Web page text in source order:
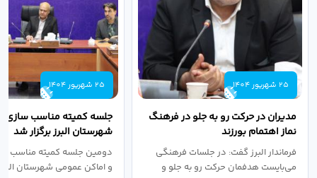
25 شهریور 1404
مدیران در حرکت رو به جلو در فرهنگ
نماز اهتمام بورزند
فرماندار البرز گفت: در جلسات فرهنگی
می‌بایست هدفمان حرکت رو به جلو و
25 شهریور 1404
جلسه کمیته مناسب سازی
شهرستان البرز برگزار شد
دومین جلسه کمیته مناسب
و اماکن عمومی شهرستان